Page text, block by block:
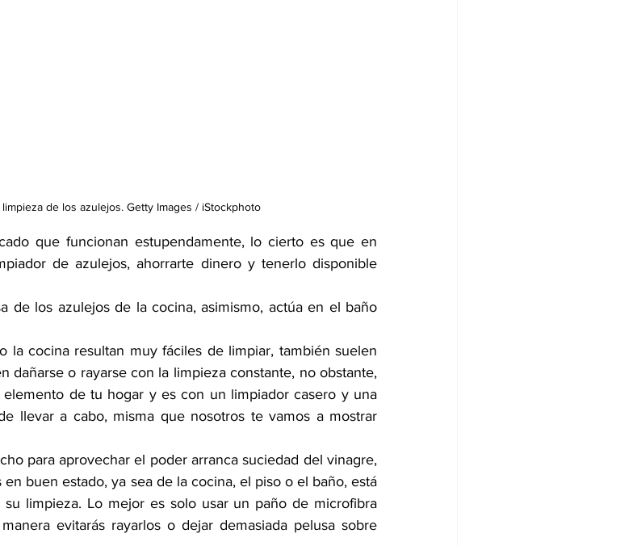
de los azulejos. Getty Images / iStockphoto
que funcionan estupendamente, lo cierto es que en
de azulejos, ahorrarte dinero y tenerlo disponible
de los azulejos de la cocina, asimismo, actúa en el baño
la cocina resultan muy fáciles de limpiar, también suelen
dañarse o rayarse con la limpieza constante, no obstante,
de tu hogar y es con un limpiador casero y una
llevar a cabo, misma que nosotros te vamos a mostrar
para aprovechar el poder arranca suciedad del vinagre,
buen estado, ya sea de la cocina, el piso o el baño, está
su limpieza. Lo mejor es solo usar un paño de microfibra
evitarás rayarlos o dejar demasiada pelusa sobre